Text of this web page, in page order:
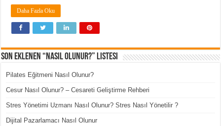
Daha Fazla Oku
Son Eklenen “Nasıl Olunur?” Listesi
Pilates Eğitmeni Nasıl Olunur?
Cesur Nasıl Olunur? – Cesareti Geliştirme Rehberi
Stres Yönetimi Uzmanı Nasıl Olunur? Stres Nasıl Yönetilir ?
Dijital Pazarlamacı Nasıl Olunur